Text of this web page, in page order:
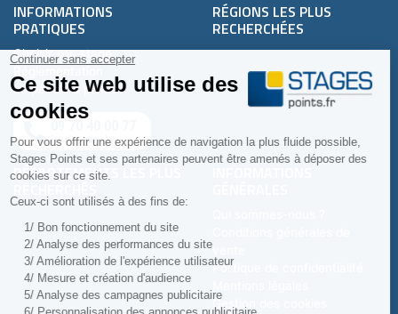
INFORMATIONS
PRATIQUES
Choisir son stage
Le permis à points
Prix d'un appel local
RÉGIONS LES PLUS
RECHERCHÉES
DÉPARTEMENTS LES PLUS
Politique de confidentialité
Gestion des cookies